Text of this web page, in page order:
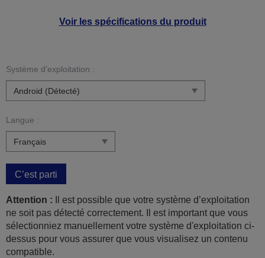
Voir les spécifications du produit
Système d’exploitation :
Langue :
C’est parti
Attention : Il est possible que votre système d’exploitation
ne soit pas détecté correctement. Il est important que vous
sélectionniez manuellement votre système d'exploitation ci-
dessus pour vous assurer que vous visualisez un contenu
compatible.